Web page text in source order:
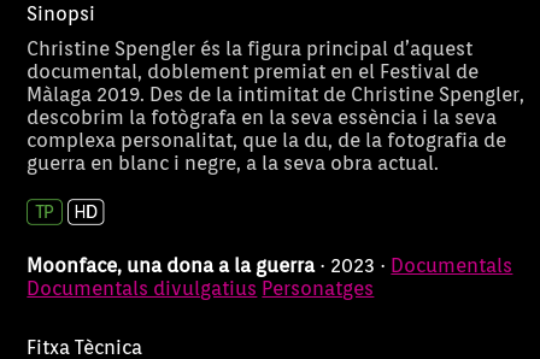
Sinopsi
Christine Spengler és la figura principal d’aquest
documental, doblement premiat en el Festival de
Màlaga 2019. Des de la intimitat de Christine Spengler,
descobrim la fotògrafa en la seva essència i la seva
complexa personalitat, que la du, de la fotografia de
guerra en blanc i negre, a la seva obra actual.
Moonface, una dona a la guerra · 2023 · Documentals
Documentals divulgatius Personatges
Fitxa Tècnica